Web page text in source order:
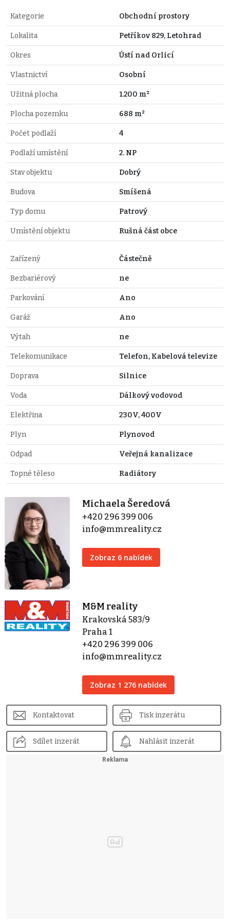
Kategorie Obchodní prostory
Lokalita Petříkov 829, Letohrad
Okres Ústí nad Orlicí
Vlastnictví Osobní
Užitná plocha 1.200 m²
Plocha pozemku 688 m²
Počet podlaží 4
Podlaží umístění 2. NP
Stav objektu Dobrý
Budova Smíšená
Typ domu Patrový
Umístění objektu Rušná část obce
Zařízený Částečně
Bezbariérový ne
Parkování Ano
Garáž Ano
Výtah ne
Telekomunikace Telefon, Kabelová televize
Doprava Silnice
Voda Dálkový vodovod
Elektřina 230V, 400V
Plyn Plynovod
Odpad Veřejná kanalizace
Topné těleso Radiátory
Michaela Šeredová
+420 296 399 006
info@mmreality.cz
Zobraz 6 nabídek
M&M reality
Krakovská 583/9
Praha 1
+420 296 399 006
info@mmreality.cz
Zobraz 1 276 nabídek
Kontaktovat Tisk inzerátu
Sdílet inzerát Nahlásit inzerát